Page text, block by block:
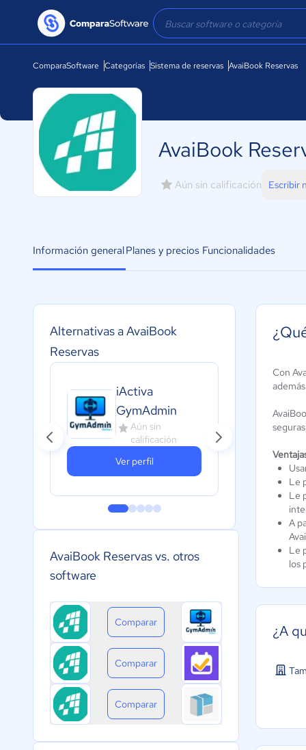
ComparaSoftware Categorías Sistema de reservas AvaiBook Reservas
AvaiBook
Aún sin calificación Escribir
Información generalPlanes y precios Funcionalidades
Alternativas a AvaiBook
Reservas
iActiva
GymAdmin
Aún sin
calificación
Ver perfil
AvaiBook Reservas vs. otros
software
Comparar
Comparar
Comparar
Con
Le
Le
A
Le
los
¿A